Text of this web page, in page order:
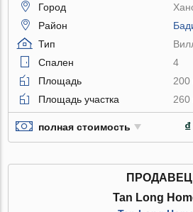
Город
Район
Тип
Спален
4
Площадь
200
Площадь участка
260
полная стоимость
ПРОДАВЕЦ
Tan Long